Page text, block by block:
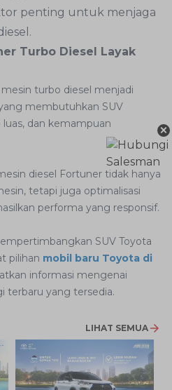
penting untuk menjaga
Turbo Diesel Layak
turbo diesel menjadi
membutuhkan SUV
dan kemampuan
diesel Fortuner tidak hanya
tetapi juga optimalisasi
performa yang responsif.
SUV Toyota
pilihan mobil baru Toyota di
informasi mengenai
terbaru yang tersedia.
LIHAT SEMUA
×